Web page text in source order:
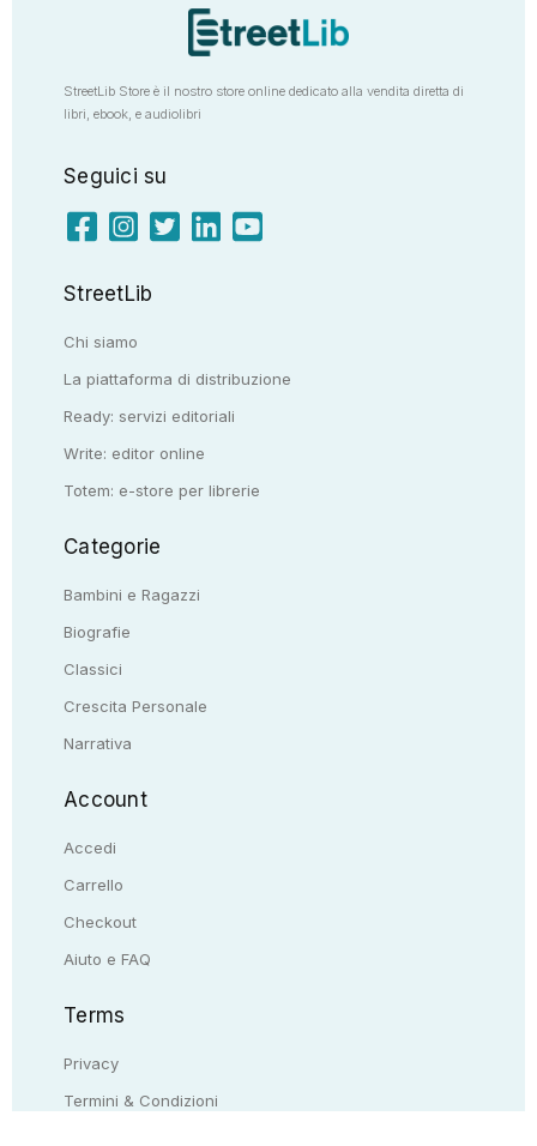
StreetLib Store è il nostro store online dedicato alla vendita diretta di
libri, ebook, e audiolibri
Seguici su
StreetLib
Chi siamo
La piattaforma di distribuzione
Ready: servizi editoriali
Write: editor online
Totem: e-store per librerie
Categorie
Bambini e Ragazzi
Biografie
Classici
Crescita Personale
Narrativa
Account
Accedi
Carrello
Checkout
Aiuto e FAQ
Terms
Privacy
Termini & Condizioni